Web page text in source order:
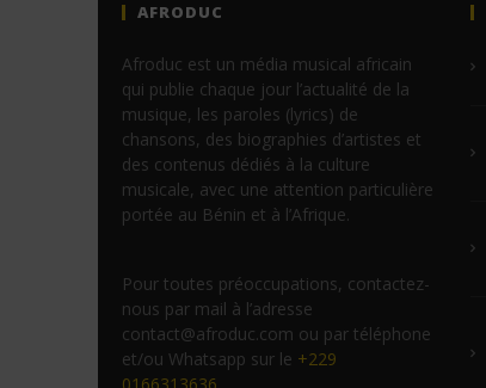
AFRODUC
Afroduc est un média musical africain
qui publie chaque jour l’actualité de la
musique, les paroles (lyrics) de
chansons, des biographies d’artistes et
des contenus dédiés à la culture
musicale, avec une attention particulière
portée au Bénin et à l’Afrique.
Pour toutes préoccupations, contactez-
nous par mail à l’adresse
contact@afroduc.com ou par téléphone
et/ou Whatsapp sur le +229